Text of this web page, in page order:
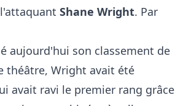
Shane Wright. Par
aujourd'hui son classement de
théâtre, Wright avait été
avait ravi le premier rang grâce